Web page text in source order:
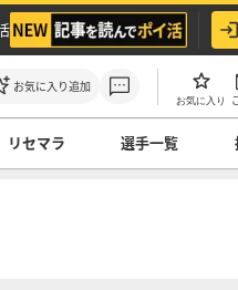
お気に入り追加
お気に入り
リセマラ 選手一覧